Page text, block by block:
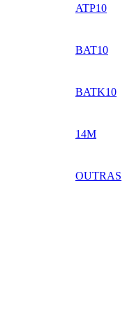
ATP10
BAT10
BATK10
14M
OUTRAS